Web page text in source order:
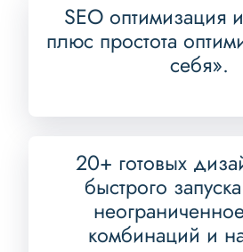
SEO оптимизация
плюс простота
себя».
20+ готовых
быстрого
комбинаций и